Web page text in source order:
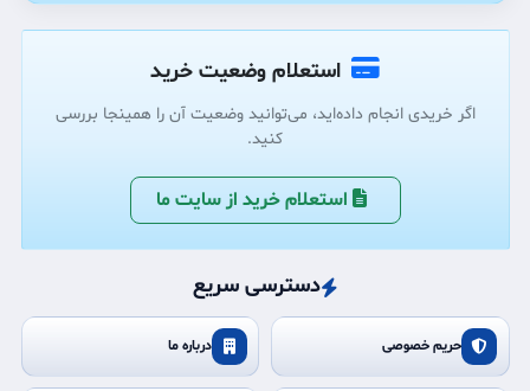
استعلام وضعیت خرید
اگر خریدی انجام داده‌اید، می‌توانید وضعیت آن را همینجا بررسی
کنید.
استعلام خرید از سایت ما
دسترسی سریع
حریم خصوصی درباره ما